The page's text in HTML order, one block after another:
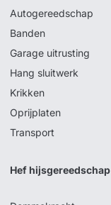
Autogereedschap
Banden
Garage uitrusting
Hang sluitwerk
Krikken
Oprijplaten
Transport
Hef hijsgereedschap